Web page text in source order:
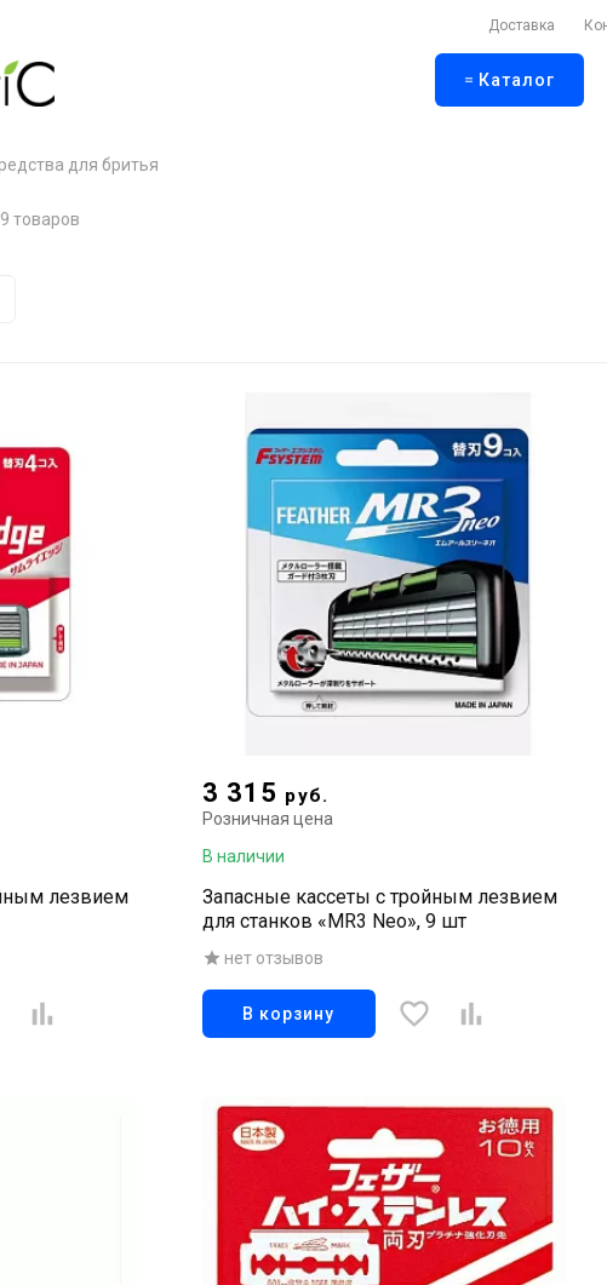
Доставка
Каталог
для бритья
9 товаров
лезвием
3 315 руб.
Розничная цена
В наличии
Запасные кассеты с тройным лезвием
для станков «MR3 Neo», 9 шт
нет отзывов
В корзину